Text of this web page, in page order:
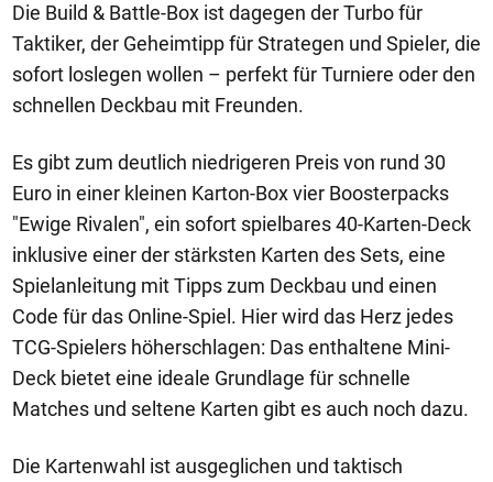
Die Build & Battle-Box ist dagegen der Turbo für
Taktiker, der Geheimtipp für Strategen und Spieler, die
sofort loslegen wollen – perfekt für Turniere oder den
schnellen Deckbau mit Freunden.
Es gibt zum deutlich niedrigeren Preis von rund 30
Euro in einer kleinen Karton-Box vier Boosterpacks
"Ewige Rivalen", ein sofort spielbares 40-Karten-Deck
inklusive einer der stärksten Karten des Sets, eine
Spielanleitung mit Tipps zum Deckbau und einen
Code für das Online-Spiel. Hier wird das Herz jedes
TCG-Spielers höherschlagen: Das enthaltene Mini-
Deck bietet eine ideale Grundlage für schnelle
Matches und seltene Karten gibt es auch noch dazu.
Die Kartenwahl ist ausgeglichen und taktisch